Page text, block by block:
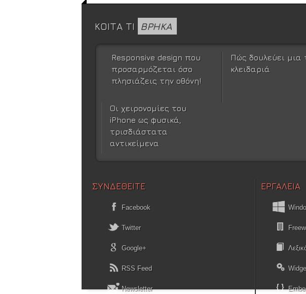
ΚΟΙΤΑ ΤΙ
ΒΡΗΚΑ
Responsive design που
προσαρμόζεται όσο
πλησιάζεις την οθόνη!
Πώς δουλεύει μια
κλειδαριά
Οι χειρονομίες του
iPhone ως φυσικά,
τρισδιάστατα
αντικείμενα
ΣΥΝΔΕΘΕΙΤΕ
Facebook
Twitter
Google+
RSS Feed
Newsletter
ΕΡΓΑΛΕΙΑ